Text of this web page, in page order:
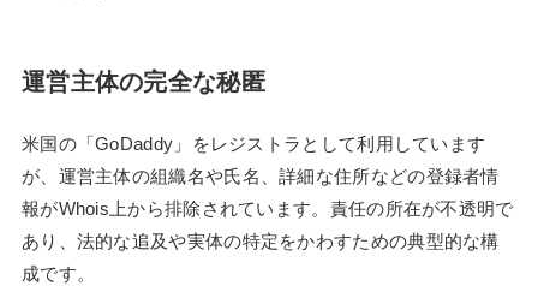
運営主体の完全な秘匿
米国の「GoDaddy」をレジストラとして利用しています
が、運営主体の組織名や氏名、詳細な住所などの登録者情
報がWhois上から排除されています。責任の所在が不透明で
あり、法的な追及や実体の特定をかわすための典型的な構
成です。